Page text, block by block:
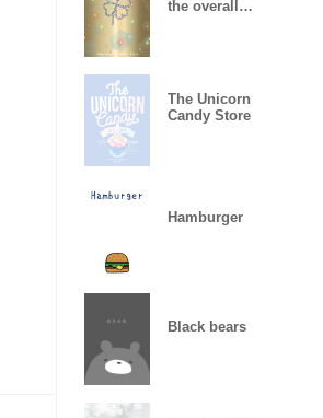
the overall
The Unicorn
Candy Store
Hamburger
Black bears